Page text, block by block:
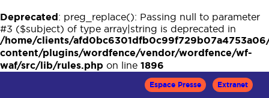
Deprecated: preg_replace(): Passing null to parameter
#3 ($subject) of type array|string is deprecated in
/home/clients/
content/plugins/wordfence/vendor/wordfence/wf-
waf/src/lib/rules.php on line 1896
Espace Presse Extranet